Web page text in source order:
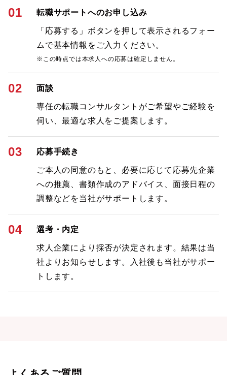
01 転職サポートへのお申し込み
「応募する」ボタンを押して表示されるフォー
ムで基本情報をご入力ください。
※この時点では本求人への応募は確定しません。
02 面談
専任の転職コンサルタントがご希望やご経験を
伺い、最適な求人をご提案します。
03 応募手続き
ご本人の同意のもと、必要に応じて応募先企業
への推薦、書類作成のアドバイス、面接日程の
調整などを当社がサポートします。
04 選考・内定
求人企業により採否が決定されます。結果は当
社よりお知らせします。入社後も当社がサポー
トします。